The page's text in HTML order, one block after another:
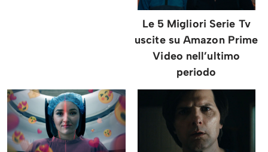
Le 5 Migliori Serie Tv
uscite su Amazon Prime
Video nell’ultimo
periodo